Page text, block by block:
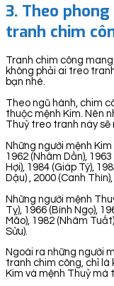
3. Theo
tranh chim
Tranh chim công
không phải ai treo
bạn nhé.
Theo ngũ hành, chim
thuộc mệnh Kim. Nên
Thuỷ treo tranh này sẽ
Những người mệnh Kim
1962 (Nhâm Dần),
Hợi), 1984 (Giáp Tý),
Dậu) , 2000 (Canh
Những người mệnh
Tỵ), 1966 (Bính Ngọ),
Mão), 1982 (Nhâm
Sửu).
Ngoài ra những người
tranh chim công, chỉ là
Kim và mệnh Thuỷ mà